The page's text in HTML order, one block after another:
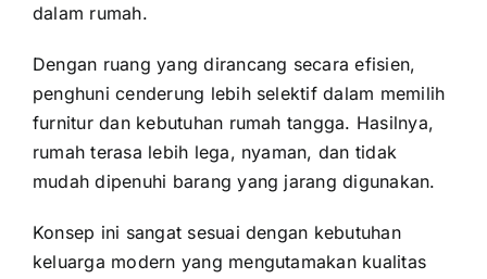
dalam rumah.
Dengan ruang yang dirancang secara efisien,
penghuni cenderung lebih selektif dalam memilih
furnitur dan kebutuhan rumah tangga. Hasilnya,
rumah terasa lebih lega, nyaman, dan tidak
mudah dipenuhi barang yang jarang digunakan.
Konsep ini sangat sesuai dengan kebutuhan
keluarga modern yang mengutamakan kualitas